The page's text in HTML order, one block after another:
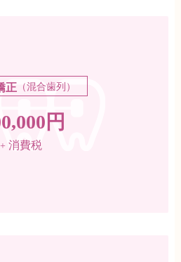
正（混合歯列）
円
+ 消費税